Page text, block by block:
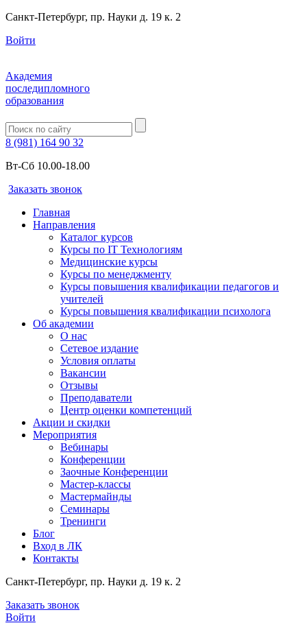
Санкт-Петербург, пр. Науки д. 19 к. 2
Войти
Академия
последипломного
образования
8 (981) 164 90 32
Вт-Сб 10.00-18.00
Заказать звонок
Главная
Направления
Каталог курсов
Курсы по IT Технологиям
Медицинские курсы
Курсы по менеджменту
Курсы повышения квалификации педагогов и
учителей
Курсы повышения квалификации психолога
Об академии
О нас
Сетевое издание
Условия оплаты
Вакансии
Отзывы
Преподаватели
Центр оценки компетенций
Акции и скидки
Мероприятия
Вебинары
Конференции
Заочные Конференции
Мастер-классы
Мастермайнды
Семинары
Тренинги
Блог
Вход в ЛК
Контакты
Санкт-Петербург, пр. Науки д. 19 к. 2
Заказать звонок
Войти